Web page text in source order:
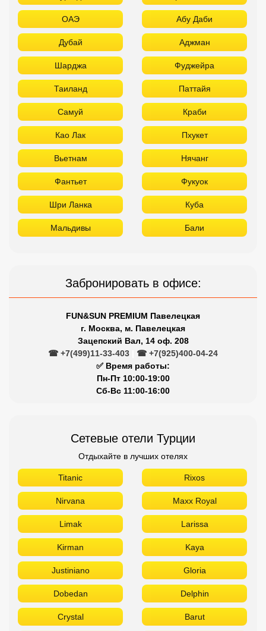
ОАЭ Абу Даби
Дубай Аджман
Шарджа Фуджейра
Таиланд Паттайя
Самуй Краби
Као Лак Пхукет
Вьетнам Нячанг
Фантьет Фукуок
Шри Ланка Куба
Мальдивы Бали
Забронировать в офисе:
FUN&SUN PREMIUM Павелецкая
г. Москва, м. Павелецкая
Зацепский Вал, 14 оф. 208
☎ +7(499)11-33-403
☎ +7(925)400-04-24
✅ Время работы:
Пн-Пт 10:00-19:00
Сб-Вс 11:00-16:00
Сетевые отели Турции
Отдыхайте в лучших отелях
Titanic Rixos
Nirvana Maxx Royal
Limak Larissa
Kirman Kaya
Justiniano Gloria
Dobedan Delphin
Crystal Barut